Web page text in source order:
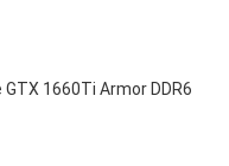
GTX 1660Ti Armor DDR6